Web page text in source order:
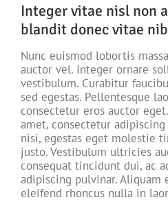
Integer vitae nisl non
blandit donec vitae
Nunc euismod lobortis
auctor vel. Integer ornare
vestibulum. Curabitur
sed egestas. Pellentesque
consectetur eros auctor
amet, consectetur
nisi, egestas eget molestie
justo. Vestibulum ultricies
consequat tincidunt dui, ac
adipiscing pulvinar. Aliquam
eleifend rhoncus nulla in